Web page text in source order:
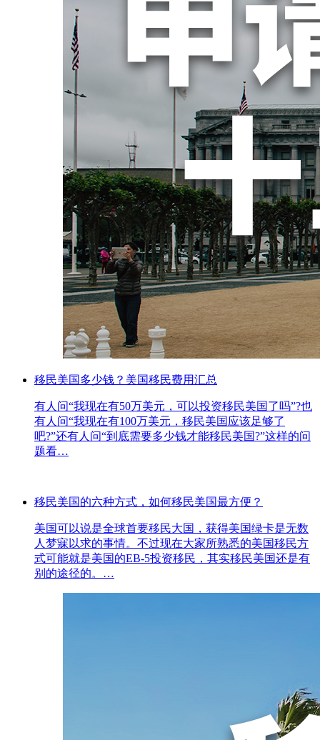
移民美国多少钱？美国移民费用汇总
有人问“我现在有50万美元，可以投资移民美国了吗”?也
有人问“我现在有100万美元，移民美国应该足够了
吧?”还有人问“到底需要多少钱才能移民美国?”这样的问
题看…
移民美国的六种方式，如何移民美国最方便？
美国可以说是全球首要移民大国，获得美国绿卡是无数
人梦寐以求的事情。不过现在大家所熟悉的美国移民方
式可能就是美国的EB-5投资移民，其实移民美国还是有
别的途径的。…